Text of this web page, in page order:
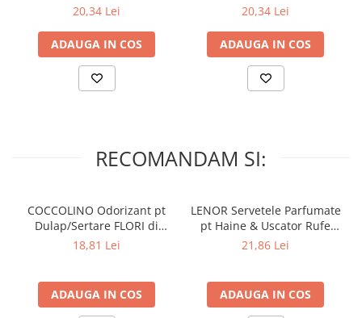
20,34 Lei
ADAUGA IN COS
20,34 Lei
ADAUGA IN COS
RECOMANDAM SI:
COCCOLINO Odorizant pt
Dulap/Sertare FLORI di
PRIMAVERA 3 buc
18,81 Lei
ADAUGA IN COS
LENOR Servetele Parfumate
pt Haine & Uscator Rufe
SPRING AWAKENING 34 buc
21,86 Lei
ADAUGA IN COS